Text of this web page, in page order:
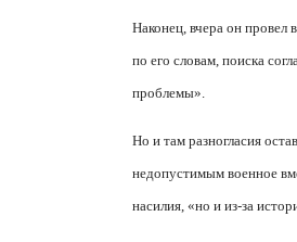
Наконец, вчера он провел
по его словам, поиска
проблемы».
Но и там разногласия
недопустимым военное
насилия, «но и из-за